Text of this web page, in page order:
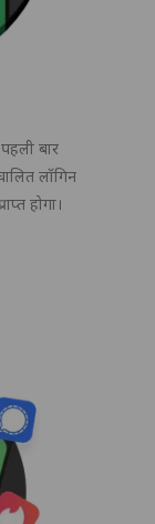
बार
लॉगिन
होगा।